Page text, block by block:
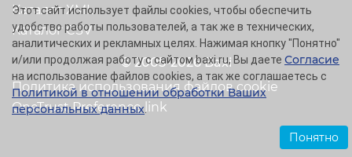
© 2005-2026 Baxi
Каталог XML
Каталог CSV
Политика использования файлов cookie
OneTrust Preference link
Этот сайт использует файлы cookies, чтобы обеспечить
удобство работы пользователей, а так же в технических,
аналитических и рекламных целях. Нажимая кнопку "Понятно"
и/или продолжая работу с сайтом baxi.ru, Вы даете Согласие
на использование файлов cookies, а так же соглашаетесь с
Политикой в отношении обработки Ваших
персональных данных.
Понятно